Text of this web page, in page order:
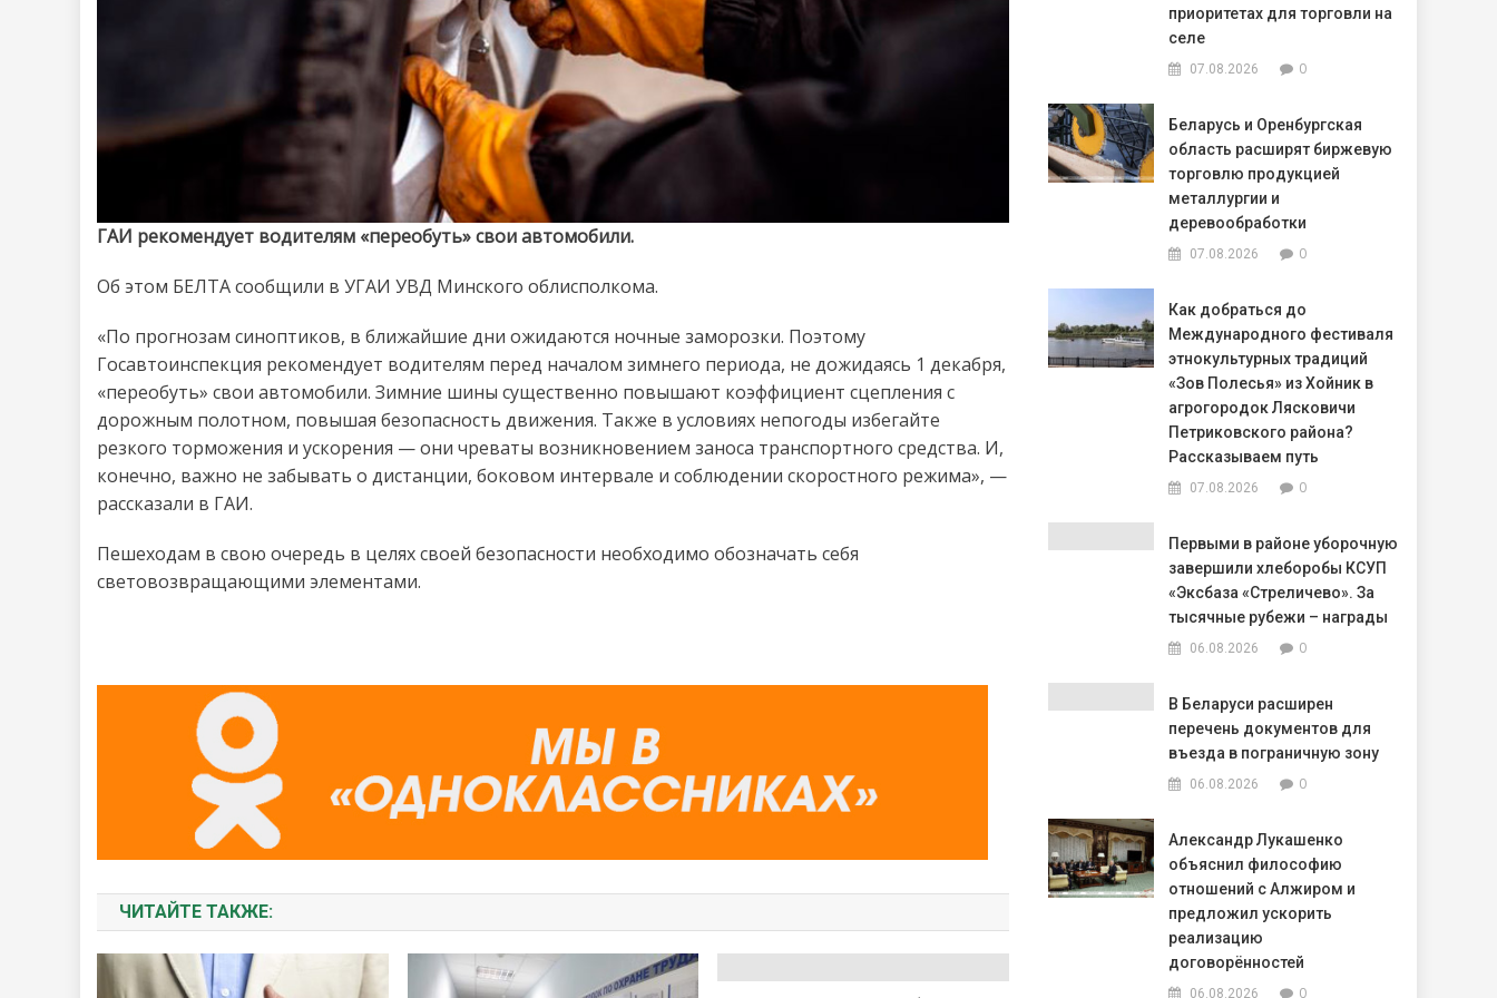
ГАИ рекомендует водителям «переобуть» свои автомобили.
Об этом БЕЛТА сообщили в УГАИ УВД Минского облисполкома.
«По прогнозам синоптиков, в ближайшие дни ожидаются ночные заморозки. Поэтому
Госавтоинспекция рекомендует водителям перед началом зимнего периода, не дожидаясь 1 декабря,
«переобуть» свои автомобили. Зимние шины существенно повышают коэффициент сцепления с
дорожным полотном, повышая безопасность движения. Также в условиях непогоды избегайте
резкого торможения и ускорения — они чреваты возникновением заноса транспортного средства. И,
конечно, важно не забывать о дистанции, боковом интервале и соблюдении скоростного режима», —
рассказали в ГАИ.
Пешеходам в свою очередь в целях своей безопасности необходимо обозначать себя
световозвращающими элементами.
ЧИТАЙТЕ ТАКЖЕ:
приоритетах для торговли на
селе
07.08.2026 0
Беларусь и Оренбургская
область расширят биржевую
торговлю продукцией
металлургии и
деревообработки
07.08.2026 0
Как добраться до
Международного фестиваля
этнокультурных традиций
«Зов Полесья» из Хойник в
агрогородок Лясковичи
Петриковского района?
Рассказываем путь
07.08.2026 0
Первыми в районе уборочную
завершили хлеборобы КСУП
«Эксбаза «Стреличево». За
тысячные рубежи – награды
06.08.2026 0
В Беларуси расширен
перечень документов для
въезда в пограничную зону
06.08.2026 0
Александр Лукашенко
объяснил философию
отношений с Алжиром и
предложил ускорить
реализацию
договорённостей
06.08.2026 0